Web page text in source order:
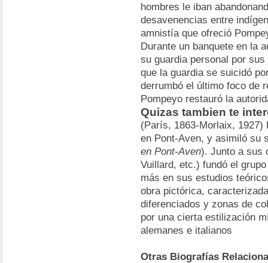
hombres le iban
desavenencias entre
amnistía que ofreció
Durante un banquete en la
su guardia personal por
que la guardia se suicidó
derrumbó el último foco de
Pompeyo restauró la
Quizas tambien te
(París, 1863-Morlaix, 1927)
en Pont-Aven, y asimiló su
en Pont-Aven). Junto a sus
Vuillard, etc.) fundó el
más en sus estudios
obra pictórica,
diferenciados y zonas de
por una cierta estilización
alemanes e italianos
Otras Biografías